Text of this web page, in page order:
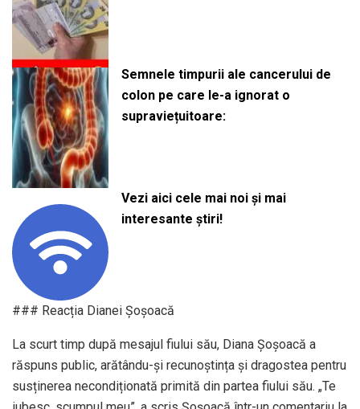
Semnele timpurii ale cancerului de
colon pe care le-a ignorat o
supraviețuitoare:
Vezi aici cele mai noi și mai
interesante știri!
### Reacția Dianei Șoșoacă
La scurt timp după mesajul fiului său, Diana Șoșoacă a
răspuns public, arătându-și recunoștința și dragostea pentru
susținerea necondiționată primită din partea fiului său. „Te